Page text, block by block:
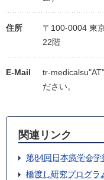
住所
〒100-0004 東
22階
E-Mail
tr-
ださい。
関連リンク
第84回日本癌学会学
橋渡し研究プログラ